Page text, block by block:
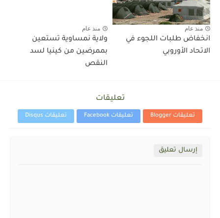
منذ عام
انخفاض طلبات اللجوء في
الاتحاد الأوروبي
منذ عام
ولاية نمساوية تستعين
بممرضين من كينيا لسد
النقص
تعليقات
تعليقات Blogger تعليقات Facebook تعليقات Disqus
إرسال تعليق